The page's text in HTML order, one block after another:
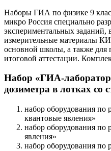
Наборы ГИА по физике 9
микро Россия специально
экспериментальных
измерительные материалы
основной школы, а также для
итоговой аттестации.
Набор «ГИА-
дозиметра в лотках со
набор оборудования по
квантовые явления»
набор оборудования по
явления»
набор оборудования по